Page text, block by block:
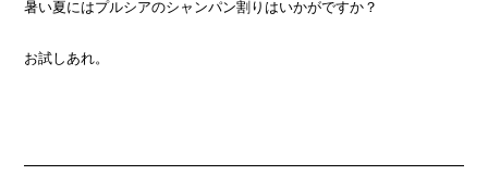
暑い夏にはプルシアのシャンパン割りはいかがですか？
お試しあれ。